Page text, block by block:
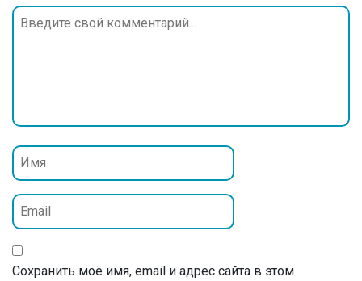
Сохранить моё имя, email и адрес сайта в этом